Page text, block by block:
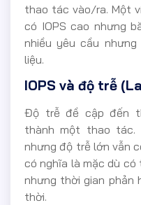
thao tác vào/ra. Một
có IOPS cao nhưng
nhiều yêu cầu
liệu.
IOPS và độ trễ
Độ trễ đề cập đến
thành một thao tác.
nhưng độ trễ lớn vẫn
có nghĩa là mặc dù
nhưng thời gian phản
thời.